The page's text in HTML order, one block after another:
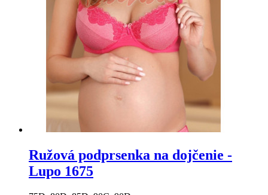
Ružová podprsenka na dojčenie -
Lupo 1675